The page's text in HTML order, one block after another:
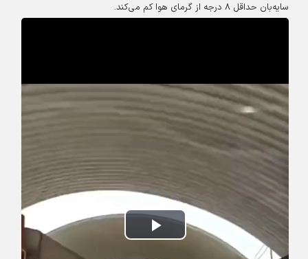
سایه‌بان حداقل ۸ درجه از گرمای هوا کم می‌کند.
Play